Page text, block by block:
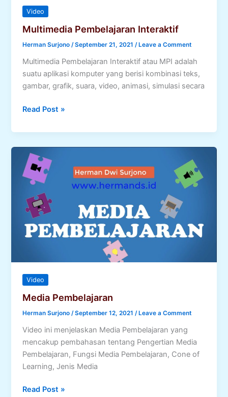
Video
Multimedia Pembelajaran Interaktif
Herman Surjono/September 21, 2021/ Leave a Comment
Multimedia Pembelajaran Interaktif atau MPI adalah
suatu aplikasi komputer yang berisi kombinasi teks,
gambar, grafik, suara, video, animasi, simulasi secara
Multimedia
Interaktif
Read Post »
Video
Media Pembelajaran
Herman Surjono /September 12, 2021 /Leave a Comment
Video ini menjelaskan Media Pembelajaran yang
mencakup pembahasan tentang Pengertian Media
Pembelajaran, Fungsi Media Pembelajaran, Cone of
Learning, Jenis Media
Media
Read Post »